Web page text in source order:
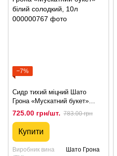
−7%
Сидр тихий міцний Шато
Грона «Мускатний букет»
білий солодкий, 10л
725.00 грн/шт. 783.00 грн
Купити
Виробник вина
Шато Грона